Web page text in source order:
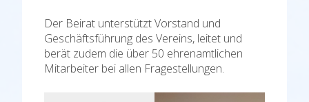
Der Beirat unterstützt Vorstand und
Geschäftsführung des Vereins, leitet und
berät zudem die über 50 ehrenamtlichen
Mitarbeiter bei allen Fragestellungen.